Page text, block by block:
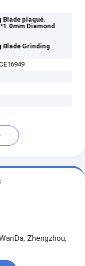
Blade plaqué,
Diamond
Blade Grinding
Zhengzhou,